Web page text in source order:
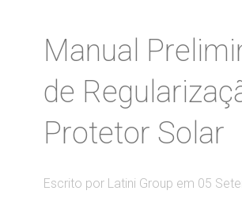
Manual
de
Protetor Solar
Escrito por Latini Group em 05